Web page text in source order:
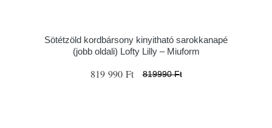
Sötétzöld kordbársony kinyitható sarokkanapé
(jobb oldali) Lofty Lilly – Miuform
819 990 Ft 819990 Ft